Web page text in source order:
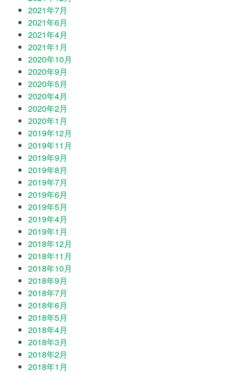
2021年7月
2021年6月
2021年4月
2021年1月
2020年10月
2020年9月
2020年5月
2020年4月
2020年2月
2020年1月
2019年12月
2019年11月
2019年9月
2019年8月
2019年7月
2019年6月
2019年5月
2019年4月
2019年1月
2018年12月
2018年11月
2018年10月
2018年9月
2018年7月
2018年6月
2018年5月
2018年4月
2018年3月
2018年2月
2018年1月